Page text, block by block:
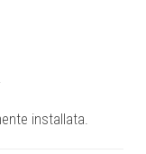
installata.